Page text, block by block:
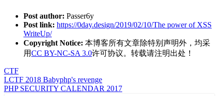
Post author: Passer6y
Post link: https://0day.design/2019/02/10/The power of XSS
WriteUp/
Copyright Notice: 本博客所有文章除特别声明外，均采
用CC BY-NC-SA 3.0许可协议。转载请注明出处！
CTF
LCTF 2018 Babyphp's revenge
PHP SECURITY CALENDAR 2017